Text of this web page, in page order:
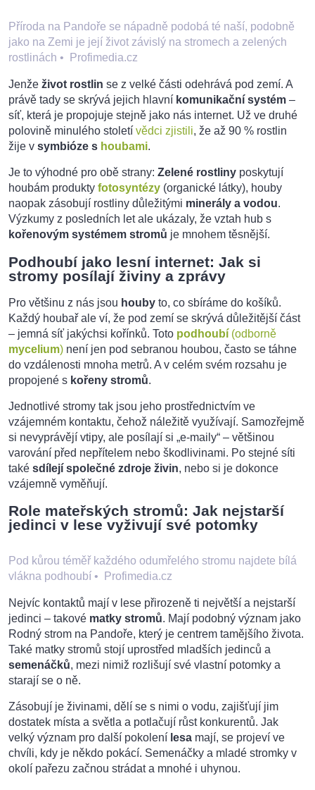
Příroda na Pandoře se nápadně podobá té naší, podobně
jako na Zemi je její život závislý na stromech a zelených
rostlinách • Profimedia.cz
Jenže život rostlin se z velké části odehrává pod zemí. A
právě tady se skrývá jejich hlavní komunikační systém –
síť, která je propojuje stejně jako nás internet. Už ve druhé
polovině minulého století vědci zjistili, že až 90 % rostlin
žije v symbióze s houbami.
Je to výhodné pro obě strany: Zelené rostliny poskytují
houbám produkty fotosyntézy (organické látky), houby
naopak zásobují rostliny důležitými minerály a vodou.
Výzkumy z posledních let ale ukázaly, že vztah hub s
kořenovým systémem stromů je mnohem těsnější.
Podhoubí jako lesní internet: Jak si
stromy posílají živiny a zprávy
Pro většinu z nás jsou houby to, co sbíráme do košíků.
Každý houbař ale ví, že pod zemí se skrývá důležitější část
– jemná síť jakýchsi kořínků. Toto podhoubí (odborně
mycelium) není jen pod sebranou houbou, často se táhne
do vzdálenosti mnoha metrů. A v celém svém rozsahu je
propojené s kořeny stromů.
Jednotlivé stromy tak jsou jeho prostřednictvím ve
vzájemném kontaktu, čehož náležitě využívají. Samozřejmě
si nevyprávějí vtipy, ale posílají si „e-maily“ – většinou
varování před nepřítelem nebo škodlivinami. Po stejné síti
také sdílejí společné zdroje živin, nebo si je dokonce
vzájemně vyměňují.
Role mateřských stromů: Jak nejstarší
jedinci v lese vyživují své potomky
Pod kůrou téměř každého odumřelého stromu najdete bílá
vlákna podhoubí • Profimedia.cz
Nejvíc kontaktů mají v lese přirozeně ti největší a nejstarší
jedinci – takové matky stromů. Mají podobný význam jako
Rodný strom na Pandoře, který je centrem tamějšího života.
Také matky stromů stojí uprostřed mladších jedinců a
semenáčků, mezi nimiž rozlišují své vlastní potomky a
starají se o ně.
Zásobují je živinami, dělí se s nimi o vodu, zajišťují jim
dostatek místa a světla a potlačují růst konkurentů. Jak
velký význam pro další pokolení lesa mají, se projeví ve
chvíli, kdy je někdo pokácí. Semenáčky a mladé stromky v
okolí pařezu začnou strádat a mnohé i uhynou.